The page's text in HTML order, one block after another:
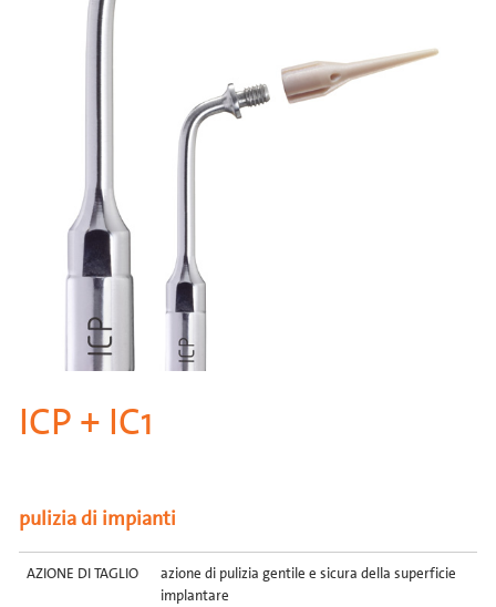
ICP + IC1
pulizia di impianti
AZIONE DI TAGLIO
azione di pulizia gentile e sicura della superficie
implantare